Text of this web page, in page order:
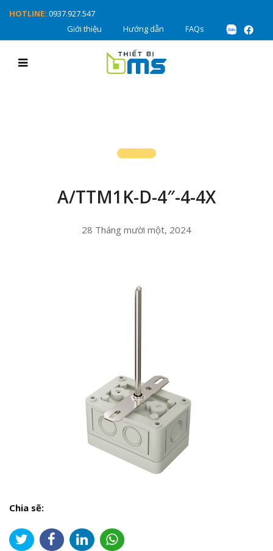
HOTLINE: 0937.927.547
Giới thiệu
Hướng dẫn FAQs
A/TTM1K-D-4″-4-4X
28 Tháng mười một, 2024
Chia sẽ: